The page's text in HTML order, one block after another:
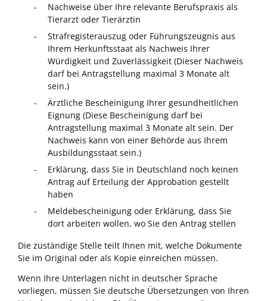
Nachweise über Ihre relevante Berufspraxis als
Tierarzt oder Tierärztin
Strafregisterauszug oder Führungszeugnis aus
Ihrem Herkunftsstaat als Nachweis Ihrer
Würdigkeit und Zuverlässigkeit (Dieser Nachweis
darf bei Antragstellung maximal 3 Monate alt
sein.)
Ärztliche Bescheinigung Ihrer gesundheitlichen
Eignung (Diese Bescheinigung darf bei
Antragstellung maximal 3 Monate alt sein. Der
Nachweis kann von einer Behörde aus Ihrem
Ausbildungsstaat sein.)
Erklärung, dass Sie in Deutschland noch keinen
Antrag auf Erteilung der Approbation gestellt
haben
Meldebescheinigung oder Erklärung, dass Sie
dort arbeiten wollen, wo Sie den Antrag stellen
Die zuständige Stelle teilt Ihnen mit, welche Dokumente
Sie im Original oder als Kopie einreichen müssen.
Wenn Ihre Unterlagen nicht in deutscher Sprache
vorliegen, müssen Sie deutsche Übersetzungen von Ihren